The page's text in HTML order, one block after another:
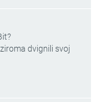
dvignili svoj